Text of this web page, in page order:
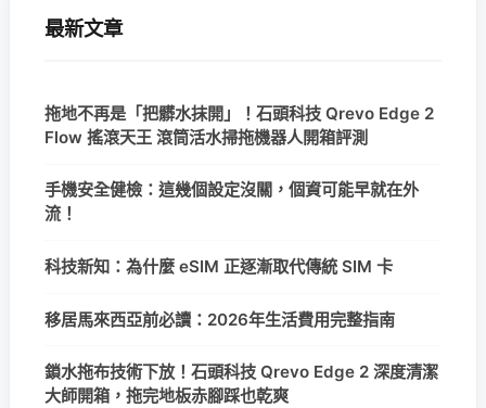
最新文章
拖地不再是「把髒水抹開」！石頭科技 Qrevo Edge 2
Flow 搖滾天王 滾筒活水掃拖機器人開箱評測
手機安全健檢：這幾個設定沒關，個資可能早就在外
流！
科技新知：為什麼 eSIM 正逐漸取代傳統 SIM 卡
移居馬來西亞前必讀：2026年生活費用完整指南
鎖水拖布技術下放！石頭科技 Qrevo Edge 2 深度清潔
大師開箱，拖完地板赤腳踩也乾爽